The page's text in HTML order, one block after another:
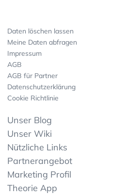
Daten löschen lassen
Meine Daten abfragen
Impressum
AGB
AGB für Partner
Datenschutzerklärung
Cookie Richtlinie
Unser Blog
Unser Wiki
Nützliche Links
Partnerangebot
Marketing Profil
Theorie App